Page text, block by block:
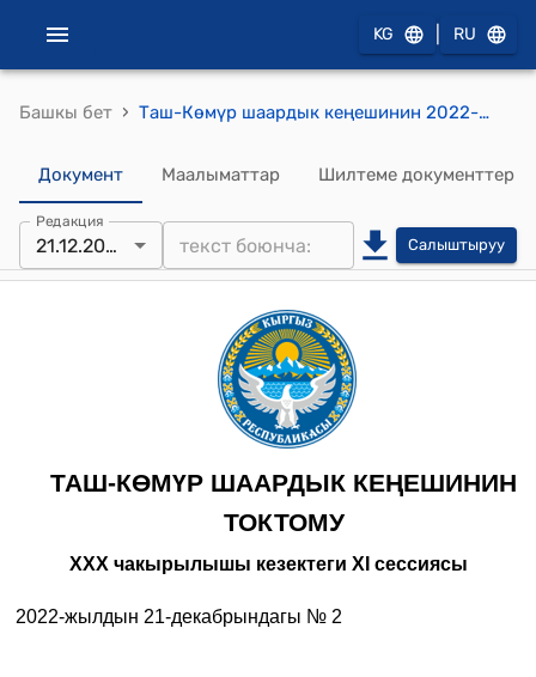
KG RU
Башкы бет › Таш-Көмүр шаардык кеңешинин 2022-жылдын 21-декабрындагы № 2 «Шаардын жана шаарчалардын аймагында кышка карата аткарылган иштердин абалы жөнүндө» токтому
Документ Маалыматтар Шилтеме документтер
Редакция
21.12.2022 Салыштыруу